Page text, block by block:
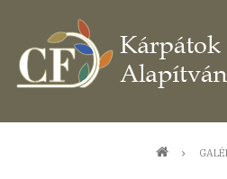
tartalomra